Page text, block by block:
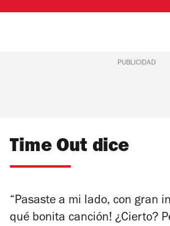
PUBLICIDAD
Time Out dice
“Pasaste a mi lado, con gran
qué bonita canción! ¿Cierto?